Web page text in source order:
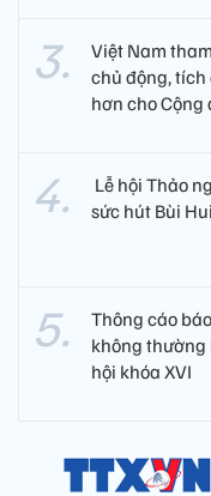
Việt Nam
chủ động,
hơn cho Cộng
Lễ hội Thảo
sức hút Bùi Hui
Thông cáo
không thường
hội khóa XVI